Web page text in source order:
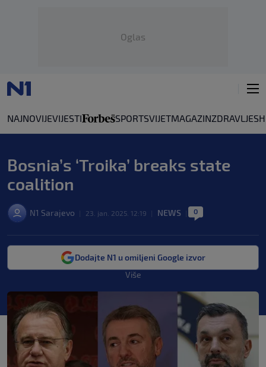
Oglas
NAJNOVIJEVIJESTI SPORTSVIJETMAGAZINZDRAVLJE
Bosnia’s ‘Troika’ breaks state
coalition
N1 Sarajevo 23. jan. 2025. 12:19 NEWS 0
Dodajte N1 u omiljeni Google izvor
Više